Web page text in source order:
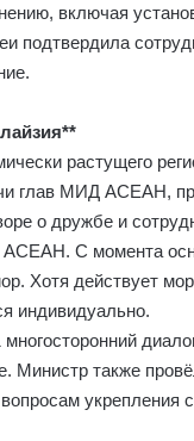
включая
подтвердила
растущего
глав МИД АСЕАН,
о дружбе и
АСЕАН. С момента
Хотя действует
индивидуально.
также
укрепления